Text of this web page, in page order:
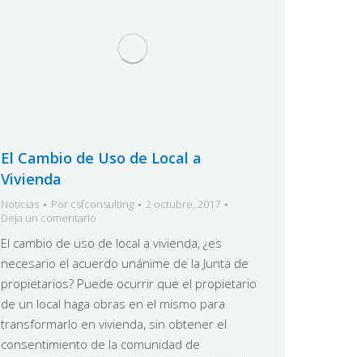
El Cambio de Uso de Local a
Vivienda
Noticias Por csfconsulting
2 octubre, 2017
Deja un comentario
El cambio de uso de local a vivienda, ¿es
necesario el acuerdo unánime de la Junta de
propietarios? Puede ocurrir que el propietario
de un local haga obras en el mismo para
transformarlo en vivienda, sin obtener el
consentimiento de la comunidad de